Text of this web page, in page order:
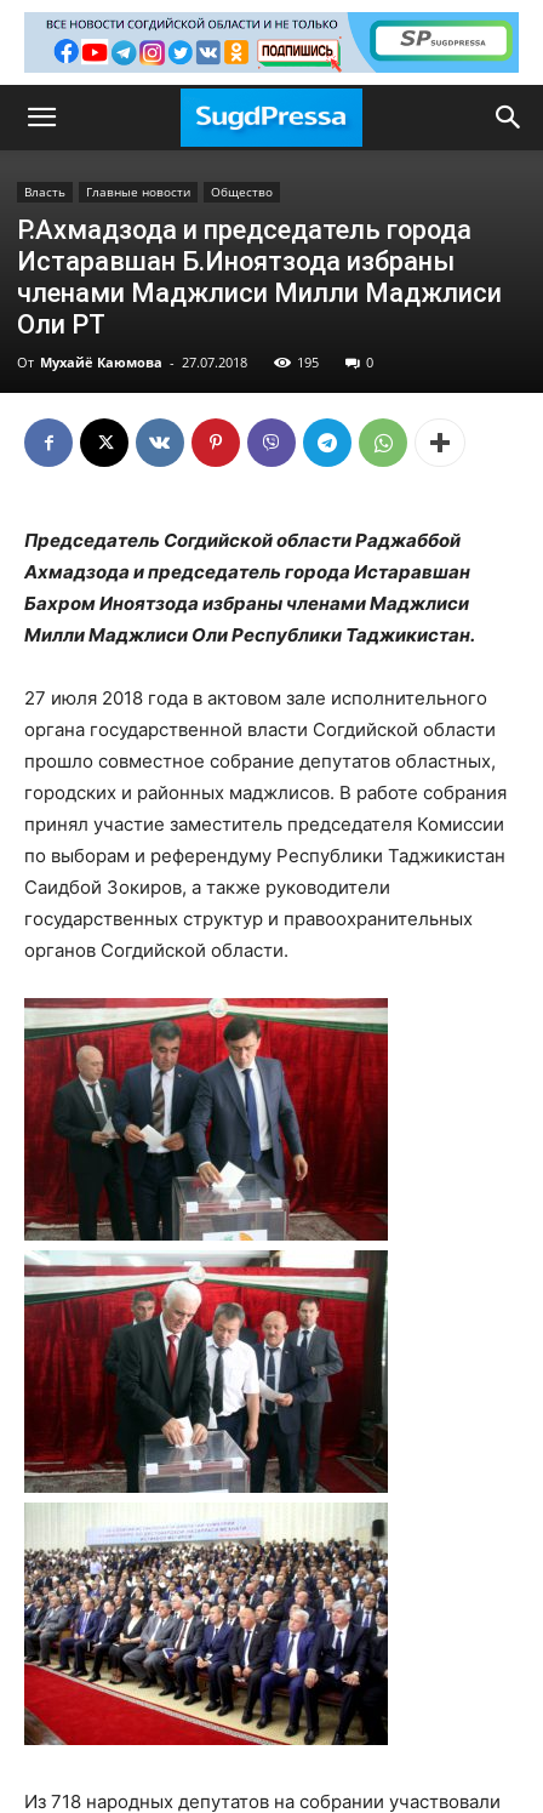
Власть Главные новости Общество
Р.Ахмадзода и председатель города
Истаравшан Б.Иноятзода избраны
членами Маджлиси Милли Маджлиси
Оли РТ
От Мухайё Каюмова - 27.07.2018 195 0
Председатель Согдийской области Раджаббой
Ахмадзода и председатель города Истаравшан
Бахром Иноятзода избраны членами Маджлиси
Милли Маджлиси Оли Республики Таджикистан.
27 июля 2018 года в актовом зале исполнительного
органа государственной власти Согдийской области
прошло совместное собрание депутатов областных,
городских и районных маджлисов. В работе собрания
принял участие заместитель председателя Комиссии
по выборам и референдуму Республики Таджикистан
Саидбой Зокиров, а также руководители
государственных структур и правоохранительных
органов Согдийской области.
Из 718 народных депутатов на собрании участвовали